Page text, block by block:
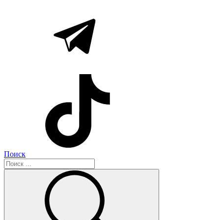
Поиск